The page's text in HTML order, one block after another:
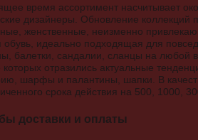
время ассортимент насчитывает
дизайнеры. Обновление коллекций
женственные, неизменно
обувь, идеально подходящая для
балетки, сандалии, сланцы на любой
которых отразились актуальные
шарфы и палантины, шапки. В
срока действия на 500, 1000,
доставки и оплаты